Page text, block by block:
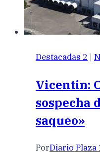
Destacadas 2 |
Vicentin:
sospecha
saqueo»
PorDiario Plaza